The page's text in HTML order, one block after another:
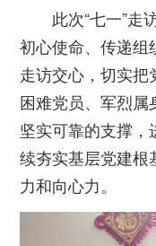
此次“七一”走
初心使命、传递
走访交心，切实把
困难党员、军烈
坚实可靠的支撑
续夯实基层党建根
力和向心力。